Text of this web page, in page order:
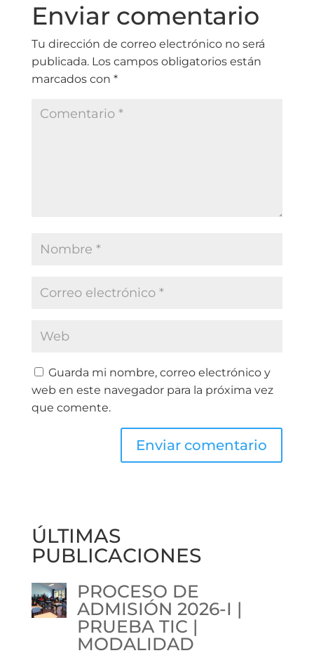
Enviar comentario
Tu dirección de correo electrónico no será
publicada. Los campos obligatorios están
marcados con *
Guarda mi nombre, correo electrónico y
web en este navegador para la próxima vez
que comente.
ÚLTIMAS
PUBLICACIONES
PROCESO DE
ADMISIÓN 2026-I |
PRUEBA TIC |
MODALIDAD